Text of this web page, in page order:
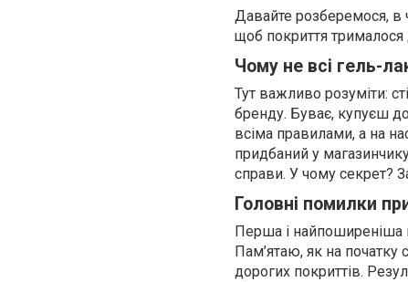
Давайте розберемося, в
щоб покриття
Чому не всі гель-
Тут важливо розуміти:
бренду. Буває, купуєш
всіма правилами, а на
придбаний у
справи. У чому секрет?
Головні помилки
Перша і найпоширеніша
Пам’ятаю, як на початку
дорогих покриттів.